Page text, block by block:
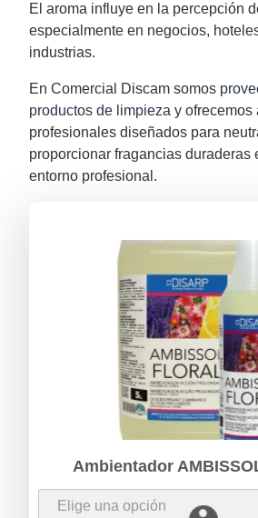
El aroma influye en la percepción
especialmente en negocios,
industrias.
En Comercial Discam somos
productos de limpieza y ofrecemos
profesionales diseñados para
proporcionar fragancias duraderas
entorno profesional.
Ambientador